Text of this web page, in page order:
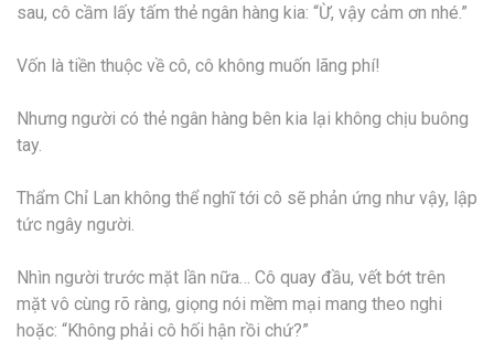
sau, cô cầm lấy tấm thẻ ngân hàng kia: “Ừ, vậy cảm ơn nhé.”
Vốn là tiền thuộc về cô, cô không muốn lãng phí!
Nhưng người có thẻ ngân hàng bên kia lại không chịu buông
tay.
Thẩm Chỉ Lan không thể nghĩ tới cô sẽ phản ứng như vậy, lập
tức ngây người.
Nhìn người trước mặt lần nữa… Cô quay đầu, vết bớt trên
mặt vô cùng rõ ràng, giọng nói mềm mại mang theo nghi
hoặc: “Không phải cô hối hận rồi chứ?”